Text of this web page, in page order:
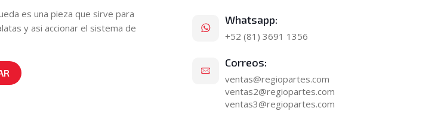
es una pieza que sirve para
y asi accionar el sistema de
Whatsapp:
+52 (81) 3691 1356
Correos:
ventas@regiopartes.com
ventas2@regiopartes.com
ventas3@regiopartes.com